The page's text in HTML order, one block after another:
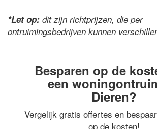
*Let op: dit zijn richtprijzen, die per
ontruimingsbedrijven kunnen
Besparen op de
een
Dieren?
Vergelijk gratis offertes en
op de kosten!